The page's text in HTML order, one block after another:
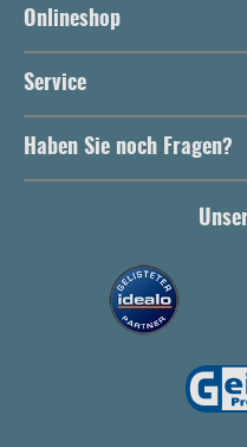
Onlineshop
Service
Haben Sie noch Fragen?